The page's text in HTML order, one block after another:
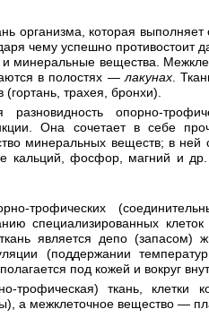
организма, которая
чему успешно
минеральные вещества.
в полостях — лакунах.
трахея, бронхи).
опорно-
Она сочетает в себе
минеральных веществ; в ней
кальций, фосфор, магний и
трофических
специализированных
является депо (запасом)
(поддержании
под кожей и вокруг
трофическая) ткань, клетки
а межклеточное вещество —
/>